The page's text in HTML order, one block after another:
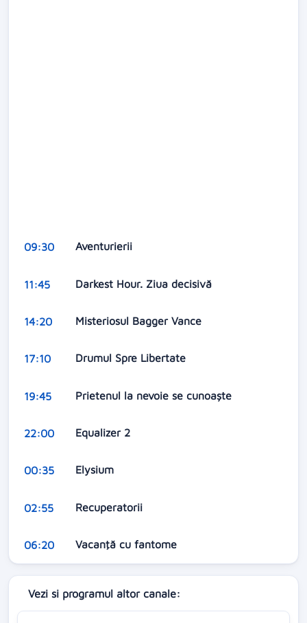
09:30 Aventurierii
11:45 Darkest Hour. Ziua decisivă
14:20 Misteriosul Bagger Vance
17:10 Drumul Spre Libertate
19:45 Prietenul la nevoie se cunoaște
22:00 Equalizer 2
00:35 Elysium
02:55 Recuperatorii
06:20 Vacanţă cu fantome
Vezi si programul altor canale: